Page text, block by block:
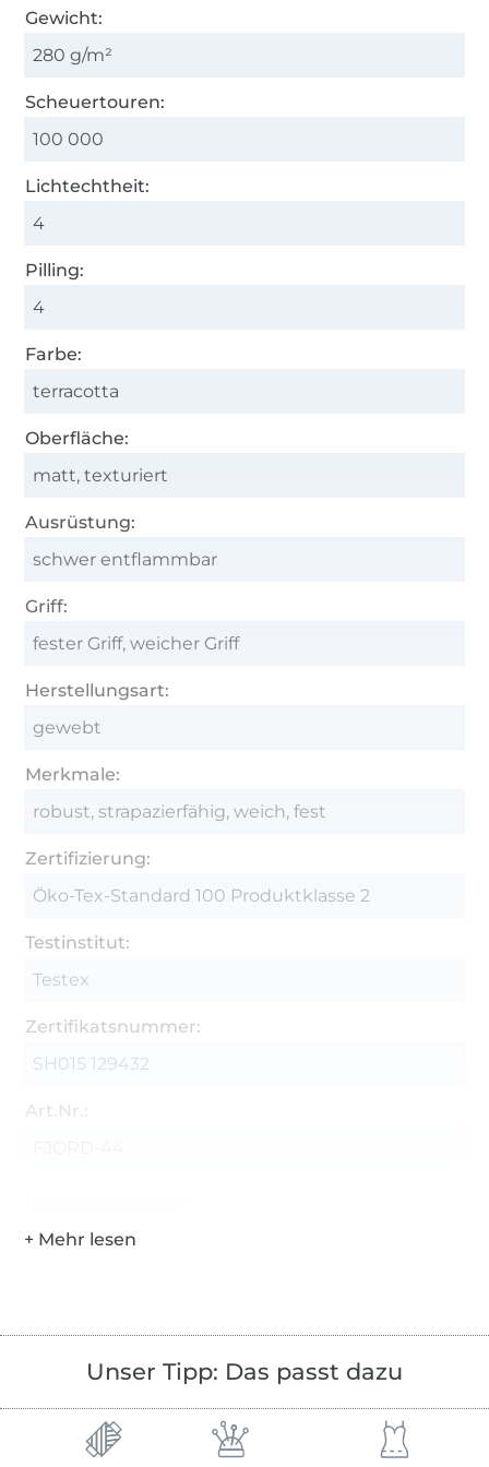
Gewicht:
280 g/m²
Scheuertouren:
100 000
Lichtechtheit:
4
Pilling:
4
Farbe:
terracotta
Oberfläche:
matt, texturiert
Ausrüstung:
schwer entflammbar
Griff:
fester Griff, weicher Griff
Herstellungsart:
gewebt
Merkmale:
robust, strapazierfähig, weich, fest
Zertifizierung:
Öko-Tex-Standard 100 Produktklasse 2
Testinstitut:
Testex
Zertifikatsnummer:
SH015 129432
Art.Nr.:
Unser Tipp: Das passt dazu